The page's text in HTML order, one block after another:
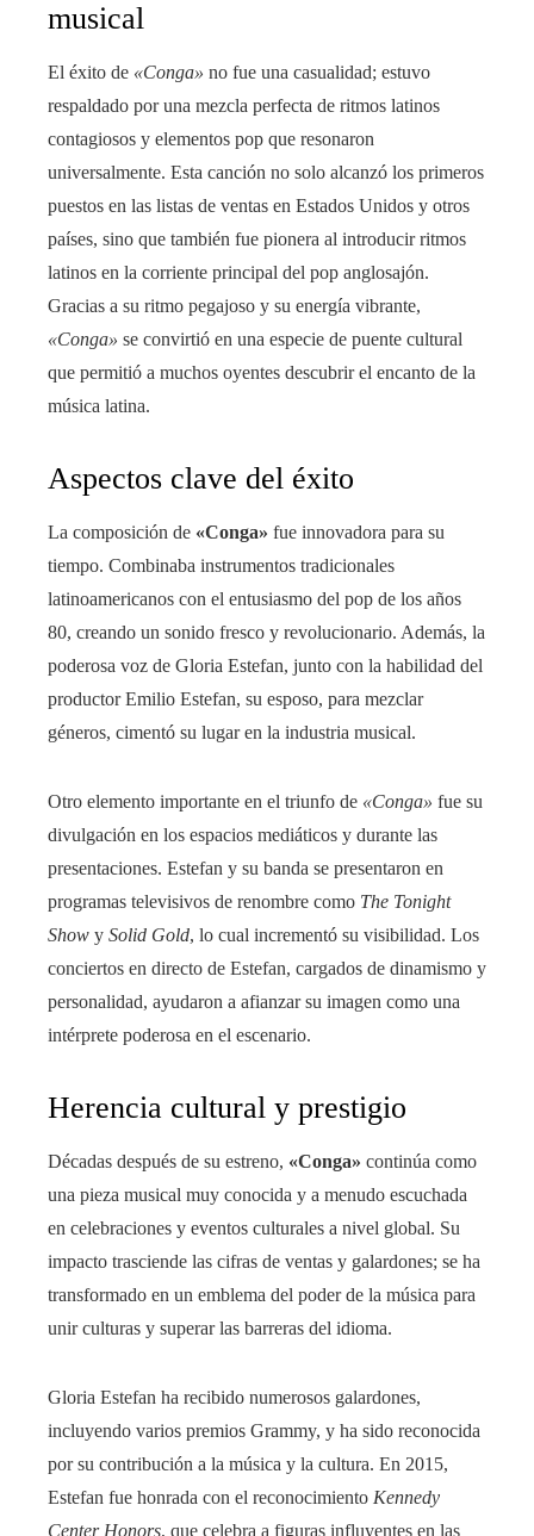
musical
El éxito de «Conga» no fue una casualidad; estuvo
respaldado por una mezcla perfecta de ritmos latinos
contagiosos y elementos pop que resonaron
universalmente. Esta canción no solo alcanzó los primeros
puestos en las listas de ventas en Estados Unidos y otros
países, sino que también fue pionera al introducir ritmos
latinos en la corriente principal del pop anglosajón.
Gracias a su ritmo pegajoso y su energía vibrante,
«Conga» se convirtió en una especie de puente cultural
que permitió a muchos oyentes descubrir el encanto de la
música latina.
Aspectos clave del éxito
La composición de «Conga» fue innovadora para su
tiempo. Combinaba instrumentos tradicionales
latinoamericanos con el entusiasmo del pop de los años
80, creando un sonido fresco y revolucionario. Además, la
poderosa voz de Gloria Estefan, junto con la habilidad del
productor Emilio Estefan, su esposo, para mezclar
géneros, cimentó su lugar en la industria musical.
Otro elemento importante en el triunfo de «Conga» fue su
divulgación en los espacios mediáticos y durante las
presentaciones. Estefan y su banda se presentaron en
programas televisivos de renombre como The Tonight
Show y Solid Gold, lo cual incrementó su visibilidad. Los
conciertos en directo de Estefan, cargados de dinamismo y
personalidad, ayudaron a afianzar su imagen como una
intérprete poderosa en el escenario.
Herencia cultural y prestigio
Décadas después de su estreno, «Conga» continúa como
una pieza musical muy conocida y a menudo escuchada
en celebraciones y eventos culturales a nivel global. Su
impacto trasciende las cifras de ventas y galardones; se ha
transformado en un emblema del poder de la música para
unir culturas y superar las barreras del idioma.
Gloria Estefan ha recibido numerosos galardones,
incluyendo varios premios Grammy, y ha sido reconocida
por su contribución a la música y la cultura. En 2015,
Estefan fue honrada con el reconocimiento Kennedy
Center Honors, que celebra a figuras influyentes en las